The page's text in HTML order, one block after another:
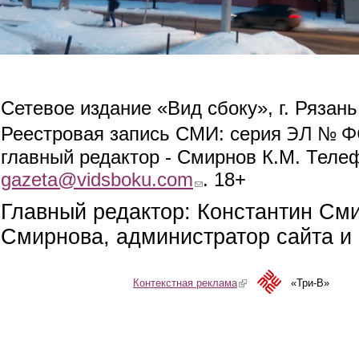
Сетевое издание «Вид сбоку», г.
Реестровая запись СМИ: серия ЭЛ №
главный редактор - Смирнов К.М.
gazeta@vidsboku.com (link sends e-mail)
. 18+
Главный редактор: Константин
Смирнова, администратор сайта
Контекстная реклама(link is external)«Три-В»